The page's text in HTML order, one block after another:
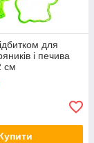
для
і печива
см